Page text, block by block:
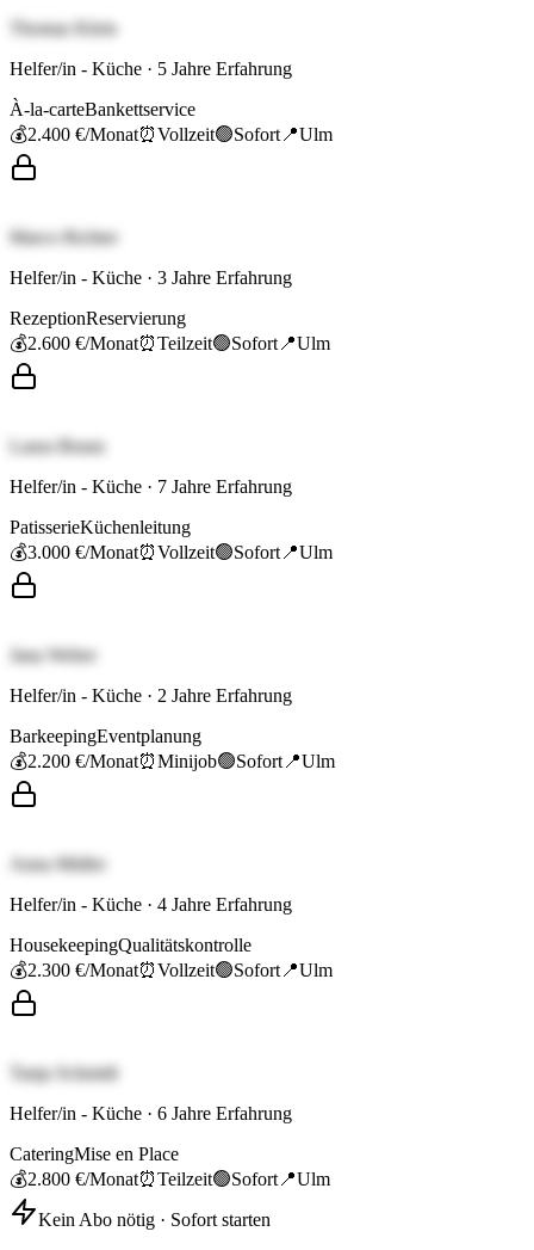
Thomas Klein
Helfer/in - Küche · 5 Jahre Erfahrung
À-la-carteBankettservice
💰2.400 €/Monat⏰Vollzeit🟢Sofort 📍Ulm
Marco Richter
Helfer/in - Küche · 3 Jahre Erfahrung
RezeptionReservierung
💰2.600 €/Monat⏰Teilzeit🟢Sofort 📍Ulm
Laura Braun
Helfer/in - Küche · 7 Jahre Erfahrung
PatisserieKüchenleitung
💰3.000 €/Monat⏰Vollzeit🟢Sofort 📍Ulm
Jana Weber
Helfer/in - Küche · 2 Jahre Erfahrung
BarkeepingEventplanung
💰2.200 €/Monat⏰Minijob🟢Sofort 📍Ulm
Anna Müller
Helfer/in - Küche · 4 Jahre Erfahrung
HousekeepingQualitätskontrolle
💰2.300 €/Monat⏰Vollzeit🟢Sofort 📍Ulm
Tanja Schmidt
Helfer/in - Küche · 6 Jahre Erfahrung
CateringMise en Place
💰2.800 €/Monat⏰Teilzeit🟢Sofort 📍Ulm
Kein Abo nötig · Sofort starten